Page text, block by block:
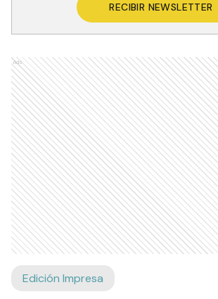
RECIBIR NEWSLETTER
Ads
Edición Impresa